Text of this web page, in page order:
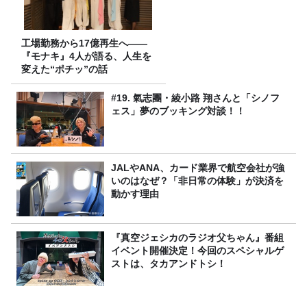
工場勤務から17億再生へ——
『モナキ』4人が語る、人生を
変えた“ポチッ”の話
#19. 氣志團・綾小路 翔さんと「シノフ
ェス」夢のブッキング対談！！
JALやANA、カード業界で航空会社が強
いのはなぜ？「非日常の体験」が決済を
動かす理由
『真空ジェシカのラジオ父ちゃん』番組
イベント開催決定！今回のスペシャルゲ
ストは、タカアンドトシ！